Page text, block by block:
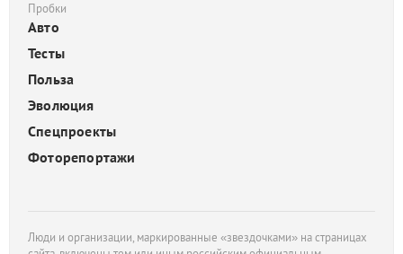
Пробки
Авто
Тесты
Польза
Эволюция
Спецпроекты
Фоторепортажи
Люди и организации, маркированные «звездочками» на страницах